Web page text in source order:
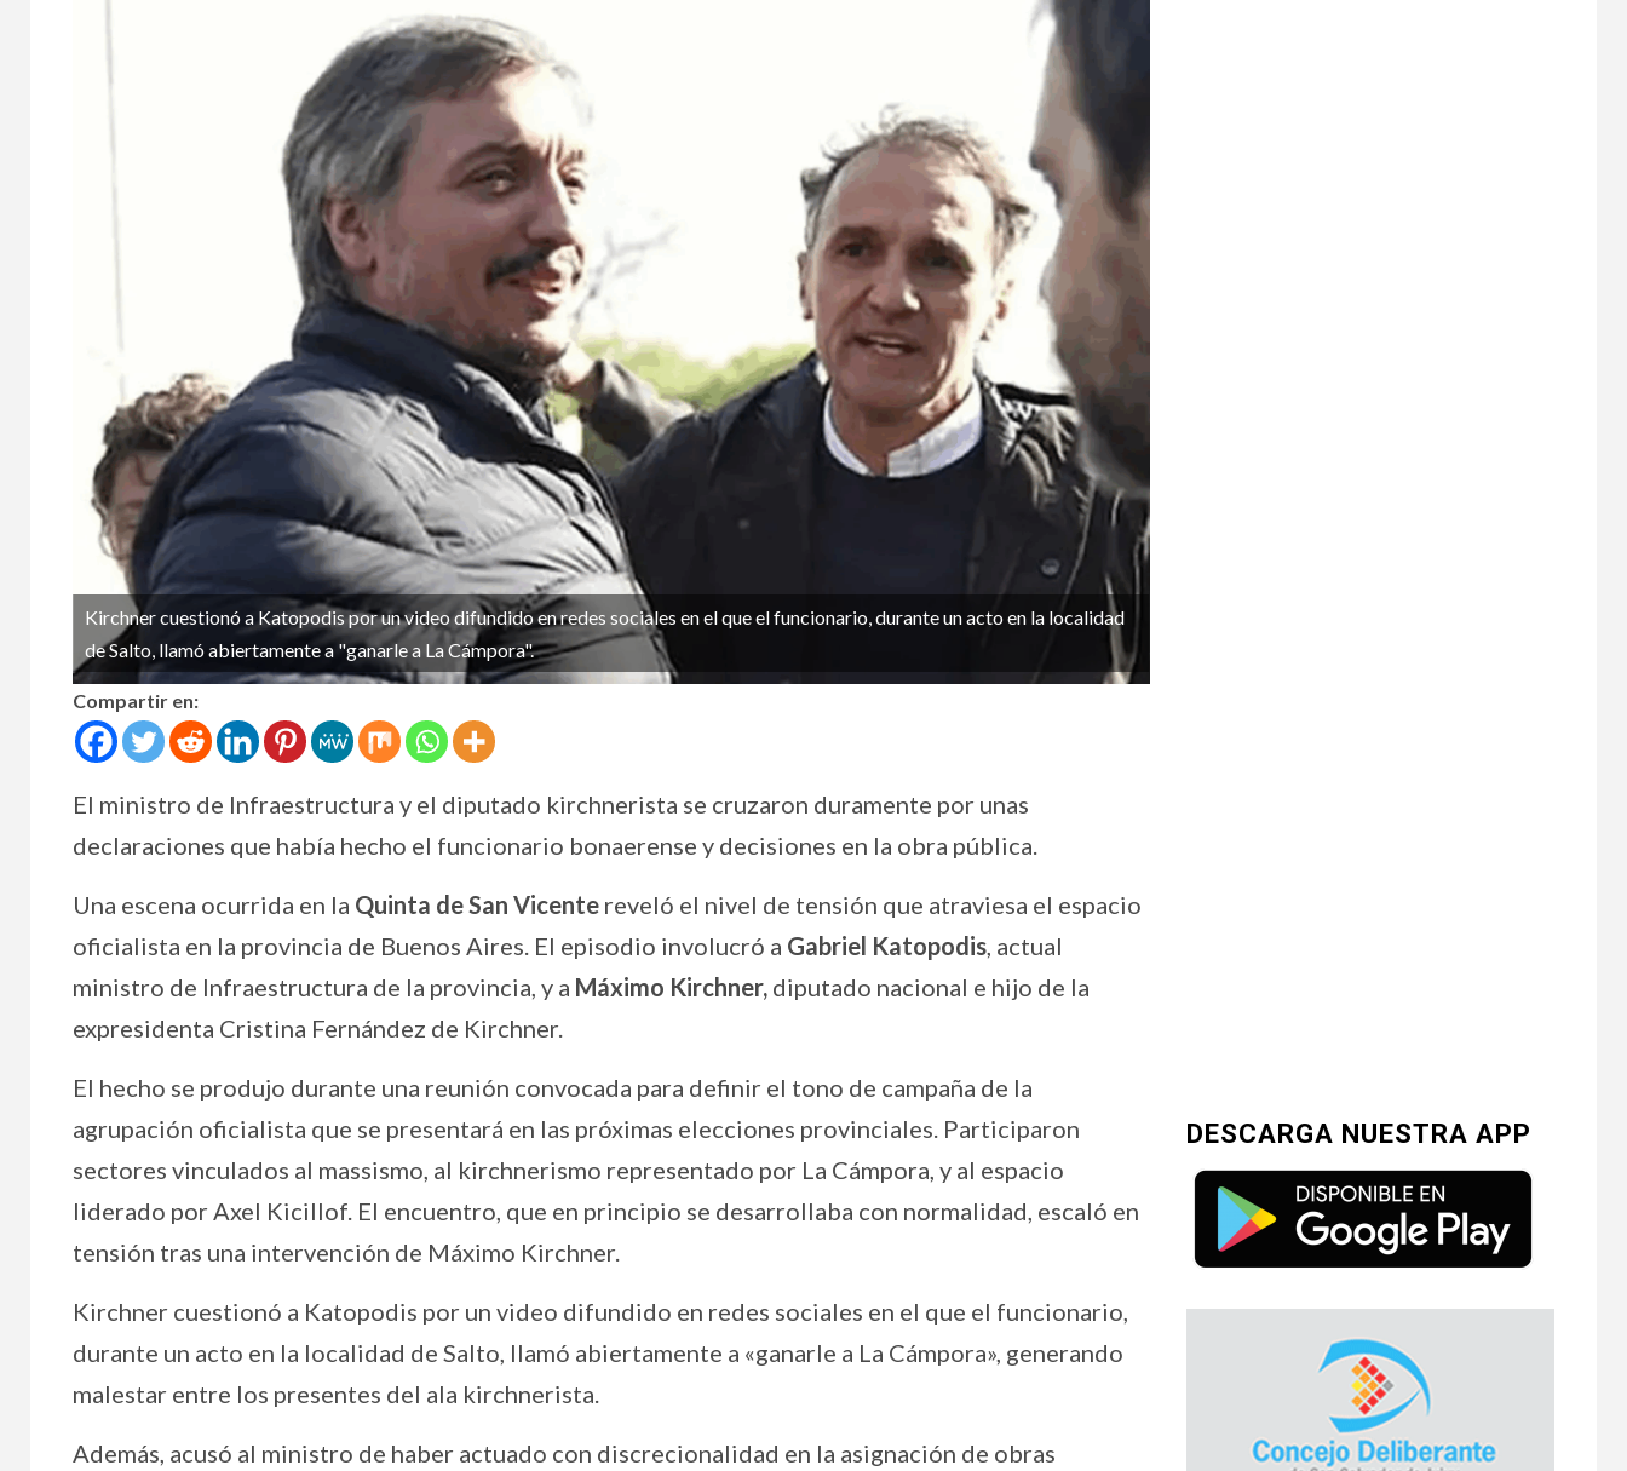
Kirchner cuestionó a Katopodis por un video difundido en redes sociales en el que el funcionario, durante un acto en la localidad
de Salto, llamó abiertamente a "ganarle a La Cámpora".
Compartir en:
El ministro de Infraestructura y el diputado kirchnerista se cruzaron duramente por unas
declaraciones que había hecho el funcionario bonaerense y decisiones en la obra pública.
Una escena ocurrida en la Quinta de San Vicente reveló el nivel de tensión que atraviesa el espacio
oficialista en la provincia de Buenos Aires. El episodio involucró a Gabriel Katopodis, actual
ministro de Infraestructura de la provincia, y a Máximo Kirchner, diputado nacional e hijo de la
expresidenta Cristina Fernández de Kirchner.
El hecho se produjo durante una reunión convocada para definir el tono de campaña de la
agrupación oficialista que se presentará en las próximas elecciones provinciales. Participaron
sectores vinculados al massismo, al kirchnerismo representado por La Cámpora, y al espacio
liderado por Axel Kicillof. El encuentro, que en principio se desarrollaba con normalidad, escaló en
tensión tras una intervención de Máximo Kirchner.
Kirchner cuestionó a Katopodis por un video difundido en redes sociales en el que el funcionario,
durante un acto en la localidad de Salto, llamó abiertamente a «ganarle a La Cámpora», generando
malestar entre los presentes del ala kirchnerista.
Además, acusó al ministro de haber actuado con discrecionalidad en la asignación de obras
DESCARGA NUESTRA APP